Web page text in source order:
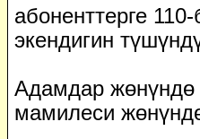
абоненттерге
экендигин
Адамдар жөнүндө
мамилеси